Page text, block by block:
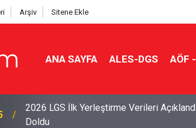
Arşiv Sitene Ekle
ANA SAYFA ALES-DGS AÖF
2026 LGS İlk Yerleştirme Verileri
Doldu